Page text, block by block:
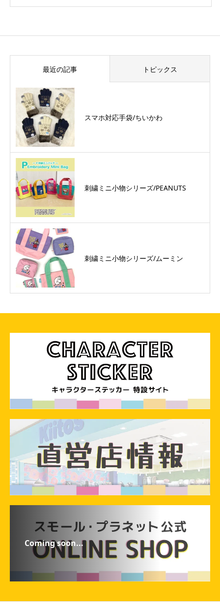
最近の記事 トピックス
スマホ対応手袋/ちいかわ
刺繍ミニ小物シリーズ/PEANUTS
刺繍ミニ小物シリーズ/ムーミン
Coming soon...